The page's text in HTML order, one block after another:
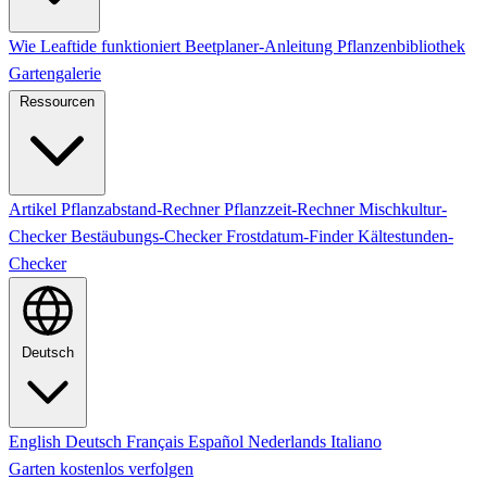
Wie Leaftide funktioniert Beetplaner-Anleitung Pflanzenbibliothek
Gartengalerie
Ressourcen
Artikel Pflanzabstand-RechnerPflanzzeit-RechnerMischkultur-
CheckerBestäubungs-CheckerFrostdatum-FinderKältestunden-
Checker
Deutsch
English Deutsch Français Español Nederlands Italiano
Garten kostenlos verfolgen